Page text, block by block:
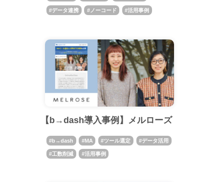
データ連携 ノーコード 活用事例
【b→dash導入事例】メルローズ
b→dash MA ツール選定 データ活用
工数削減 活用事例